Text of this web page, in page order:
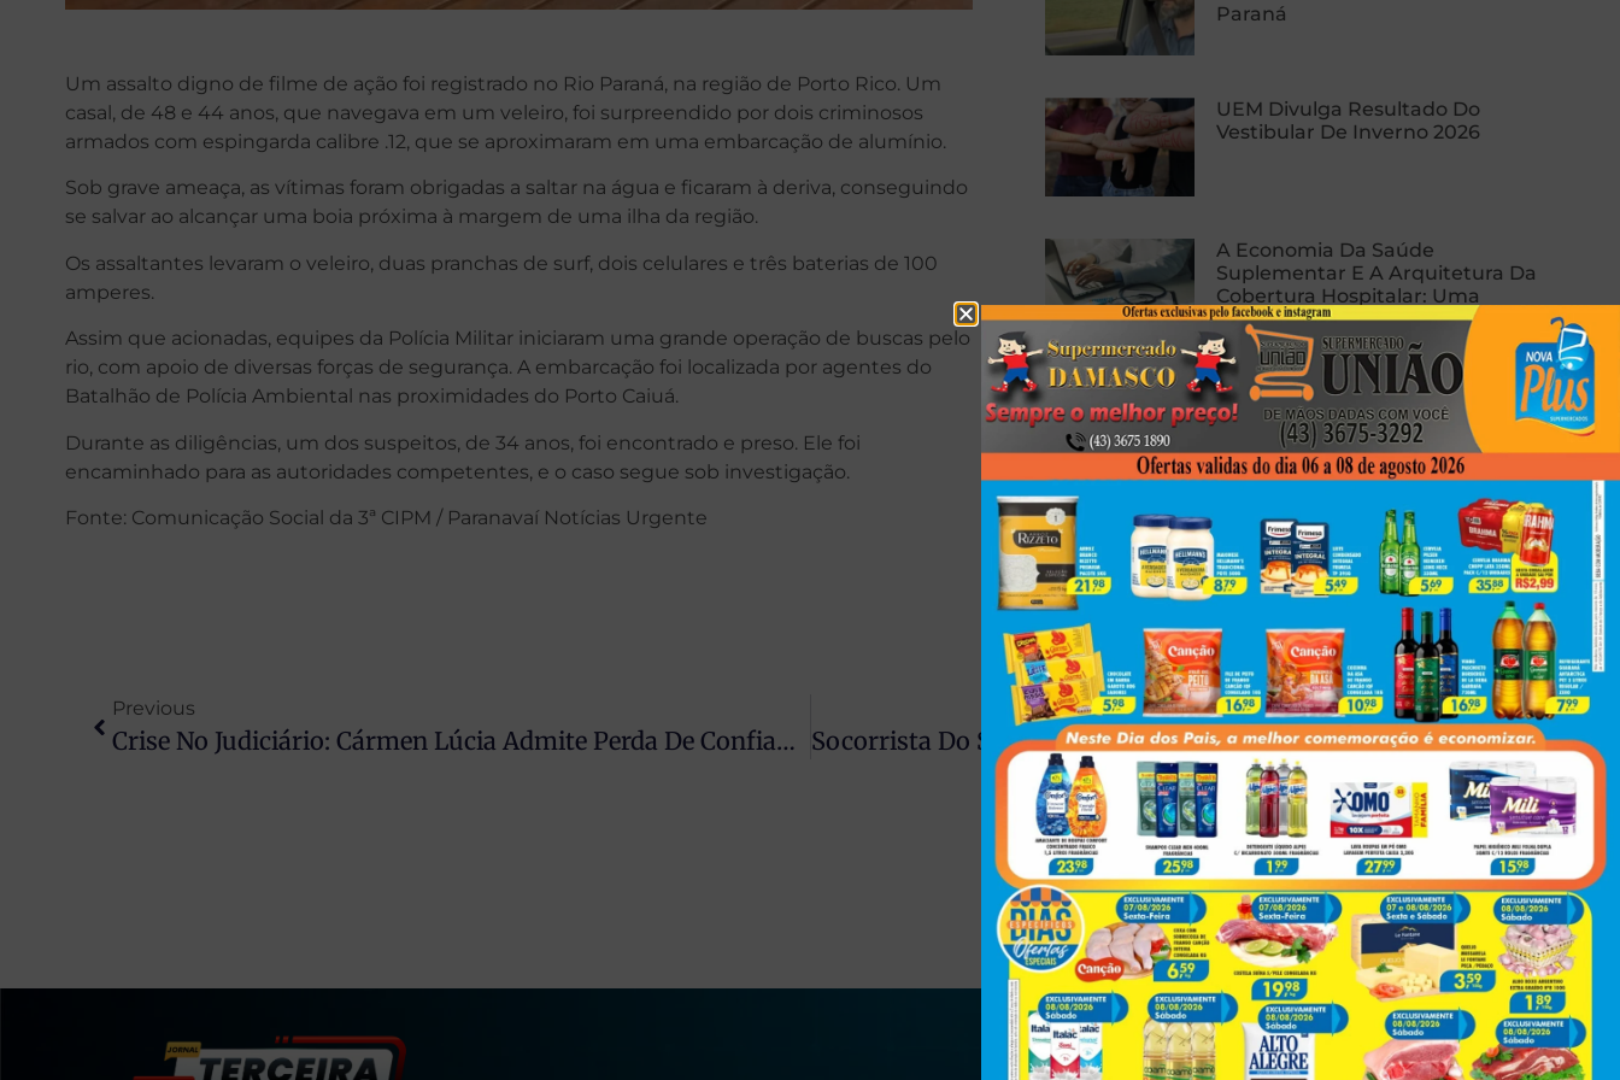
Um assalto digno de filme de ação foi registrado no Rio Paraná, na região de Porto Rico. Um
casal, de 48 e 44 anos, que navegava em um veleiro, foi surpreendido por dois criminosos
armados com espingarda calibre .12, que se aproximaram em uma embarcação de alumínio.
Sob grave ameaça, as vítimas foram obrigadas a saltar na água e ficaram à deriva, conseguindo
se salvar ao alcançar uma boia próxima à margem de uma ilha da região.
Os assaltantes levaram o veleiro, duas pranchas de surf, dois celulares e três baterias de 100
amperes.
Assim que acionadas, equipes da Polícia Militar iniciaram uma grande operação de buscas pelo
rio, com apoio de diversas forças de segurança. A embarcação foi localizada por agentes do
Batalhão de Polícia Ambiental nas proximidades do Porto Caiuá.
Durante as diligências, um dos suspeitos, de 34 anos, foi encontrado e preso. Ele foi
encaminhado para as autoridades competentes, e o caso segue sob investigação.
Fonte: Comunicação Social da 3ª CIPM / Paranavaí Notícias Urgente
Paraná
UEM Divulga Resultado Do
Vestibular De Inverno 2026
A Economia Da Saúde
Suplementar E A Arquitetura Da
Cobertura Hospitalar: Uma
Análise Estratégica Da Proteção
De Alto Risco
Previous
Crise No Judiciário: Cármen Lúcia Admite Perda De Confiança E Expõe Desgaste No STF
Next
Socorrista Do SAMU Descobre Que Vítima De Acidente Na BR-376 Era O Próprio Filho; Imagem Choca E Comove
(43) 991545950